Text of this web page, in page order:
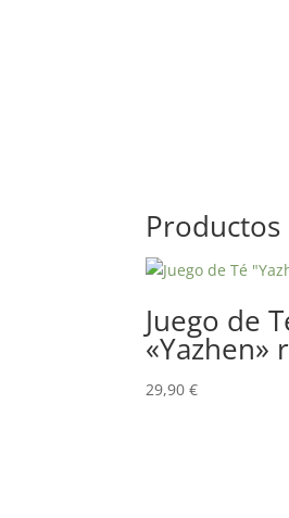
Juego de
«Yazhen»
29,90€